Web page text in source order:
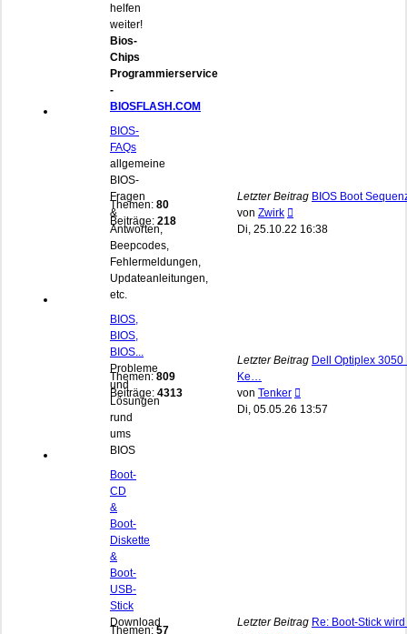
helfen
weiter!
Bios-
Chips
Programmierservice
-
BIOSFLASH.COM
BIOS-
FAQs
allgemeine
BIOS-
Fragen
&
Antworten,
Beepcodes,
Fehlermeldungen,
Updateanleitungen,
etc.
Themen: 80
Beiträge: 218
Letzter Beitrag BIOS Boot
von Zwirk
Beitrag
Di, 25.10.22 16:38
BIOS,
BIOS,
BIOS...
Probleme
und
Lösungen
rund
ums
BIOS
Themen: 809
Beiträge: 4313
Letzter Beitrag Dell Optiplex 3050
Ke…
von Tenker
Beitrag
Di, 05.05.26 13:57
Boot-
CD
&
Boot-
Diskette
&
Boot-
USB-
Stick
Download
Themen: 57
Letzter Beitrag Re: Boot-Stick